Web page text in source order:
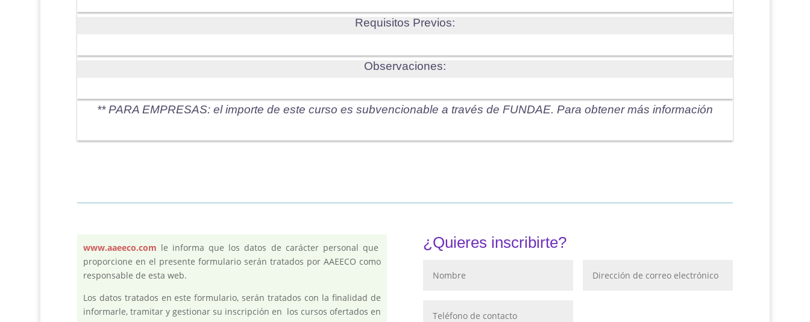
Requisitos Previos:
Observaciones:
** PARA EMPRESAS: el importe de este curso es subvencionable a través de FUNDAE. Para obtener más información
www.aaeeco.com le informa que los datos de carácter personal que
proporcione en el presente formulario serán tratados por AAEECO como
responsable de esta web.
Los datos tratados en este formulario, serán tratados con la finalidad de
informarle, tramitar y gestionar su inscripción en los cursos ofertados en
¿Quieres inscribirte?